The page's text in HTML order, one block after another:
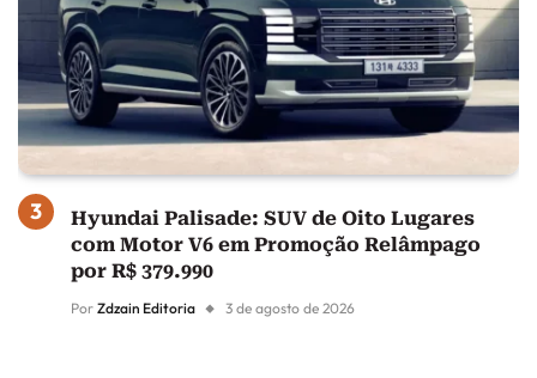
Hyundai Palisade: SUV de Oito Lugares
com Motor V6 em Promoção Relâmpago
por R$ 379.990
Por Zdzain Editoria 3 de agosto de 2026